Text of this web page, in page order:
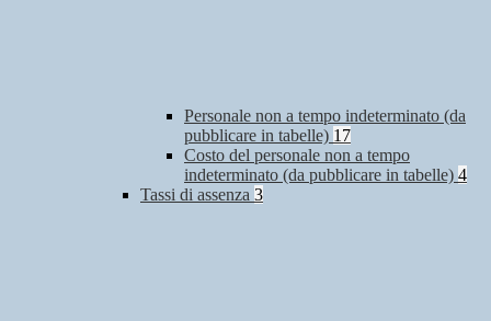
Personale non a tempo indeterminato (da
pubblicare in tabelle) 17
Costo del personale non a tempo
indeterminato (da pubblicare in tabelle) 4
Tassi di assenza 3